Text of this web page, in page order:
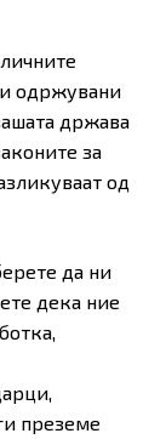
одржувани
држава
за
од
да ни
дека ние
преземе